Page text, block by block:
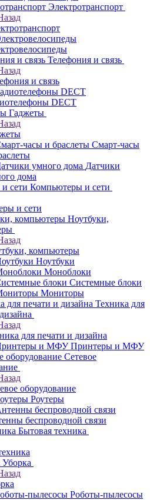
Электротранспорт
Телефония и связь
и связь
DECT
Гаджеты
Смарт-часы
Датчики
дома
Компьютеры и сети
и сети
Ноутбуки,
компьютеры
Ноутбуки
Моноблоки
Системные блоки
Мониторы
Техника для
для печати и дизайна
Принтеры и МФУ
Сетевое
оборудование
Роутеры
беспроводной связи
Бытовая техника
Уборка
Роботы-пылесосы